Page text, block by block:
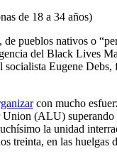
de 18 a 34 años)
pueblos nativos o
del Black Lives
Eugene
con mucho
(ALU) superando
la unidad
treinta, en las huelgas